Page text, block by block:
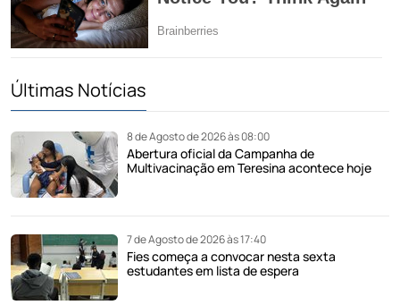
Últimas Notícias
8 de Agosto de 2026 às 08:00
Abertura oficial da Campanha de
Multivacinação em Teresina acontece hoje
7 de Agosto de 2026 às 17:40
Fies começa a convocar nesta sexta
estudantes em lista de espera